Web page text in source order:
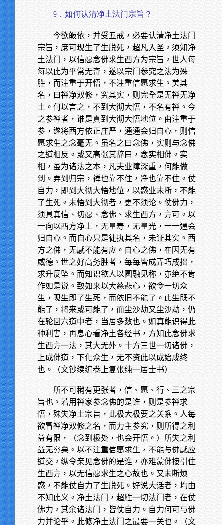
9．如何认清净土法门宗旨？
今欲皈依，并受五戒，必要认清净土法门
宗旨，庶可现生了生脱死，超凡入圣。须知净
土法门，以信愿念佛求生西方为宗旨。世人每
每以此为平常无奇，遂以宗门参究之法为殊
胜，而注重于开悟，不注重信愿求生。美其
名，曰禅净双修，究其实，则完全是无禅无净
土。何以言之，不到大彻大悟，不名有禅。今
之参禅者，谁是真到大彻大悟地位。由注重于
参，遂将西方依正庄严，通通会归自心，则信
愿求生之念毫无。虽名之曰念佛，实则与念佛
之道相反。或又高张其辞曰，念实相佛。实
相，虽为诸法之本，凡夫业障深重，何能做
到。弄到归宗，禅也靠不住，净也靠不住。仗
自力，即到大彻大悟地位，以惑业未断，不能
了生死。未悟到大彻者，更不须论。仗佛力，
须具真信、切愿、念佛、求生西方，方可。以
一向以西方净土，无量寿，无量光，一一通会
归自心。而自心只是徒执其名，未证其实。西
方之佛，无感不能有应。自心之佛，在因无有
威德。世之好高务胜者，每每皆成弄巧成拙，
求升反坠。而知识欲人以圆融见称，亦绝不肯
作如是说。致如来以大慈悲心，欲令一切众
生，现生即了生死，而依旧不能了。此生既不
能了，将来或可能了，而尘沙劫又尘沙劫，仍
在轮回六道中者，当居多数也。如真能识得此
种利害，再息心看净土各经书，方知此念佛求
生西方一法，其大无外。十方三世一切诸佛，
上成佛道，下化众生，无不资此以成始成终
也。（文钞续编卷上复张纯一居士书）
所不可稍有更张者，信、愿、行、三之宗
旨也。若用禅家参念佛的是谁，则是参禅求
悟，殊失净土宗旨，此极大极要之关系。人每
欲冒禅净双修之名，而力主参究，则所得之利
益有限，（念到极处，也会开悟。）所失之利
益无穷矣。以不注重信愿求生，不能与佛感应
道交。纵令亲见念佛的是谁，亦难蒙佛接引住
生西方，以无信愿求生之心故也。又未断烦
惑，不能仗自力了生脱死。好说大话者，均由
不知此义。净土法门，超胜一切法门者，在仗
佛力。其余诸法门，皆仗自力。自力何可与佛
力并论乎。此修净土法门之最要一关也。（文